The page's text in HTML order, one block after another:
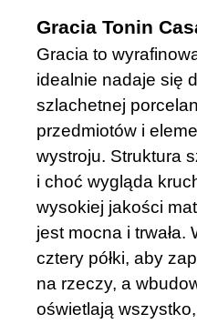
Gracia Tonin
Gracia to
idealnie nadaje się
szlachetnej
przedmiotów i
wystroju. Struktura
i choć wygląda
wysokiej jakości
jest mocna i
cztery półki, aby
na rzeczy, a
oświetlają